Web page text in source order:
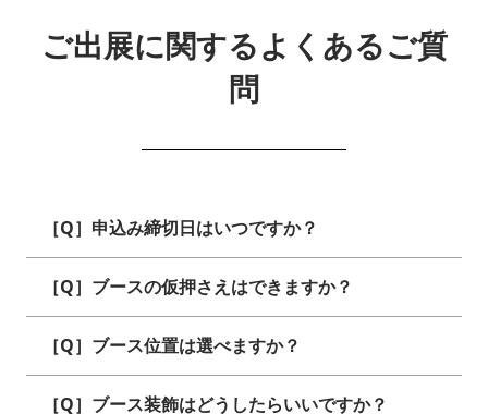
ご出展に関するよくあるご質
問
［Q］申込み締切日はいつですか？
［Q］ブースの仮押さえはできますか？
［Q］ブース位置は選べますか？
［Q］ブース装飾はどうしたらいいですか？